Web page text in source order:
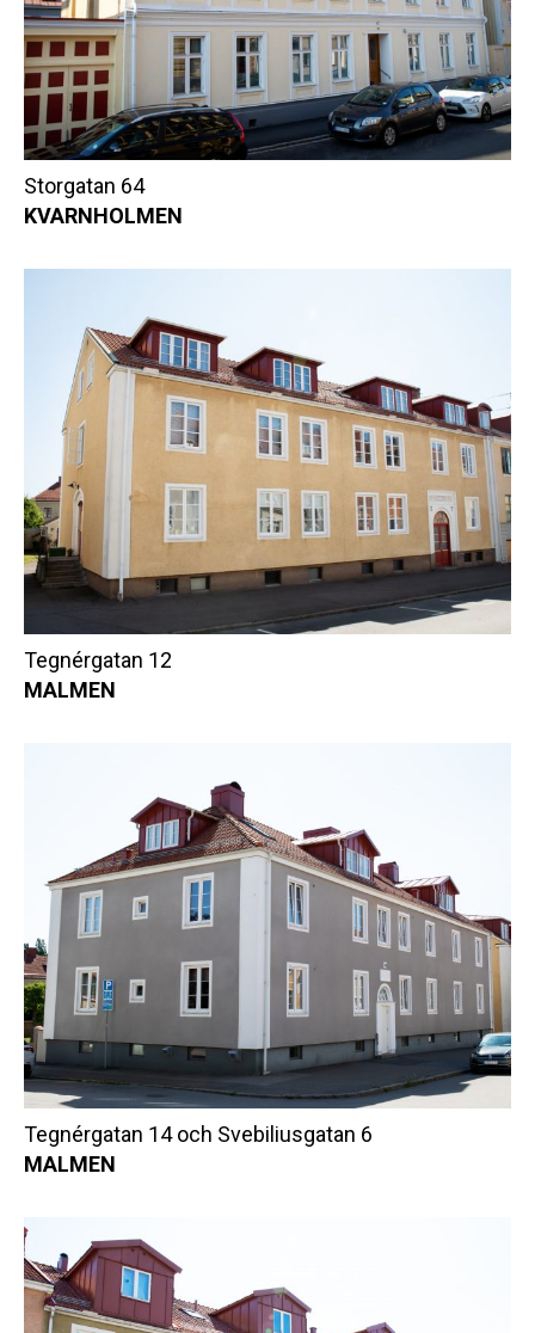
Storgatan 64
KVARNHOLMEN
Tegnérgatan 12
MALMEN
Tegnérgatan 14 och Svebiliusgatan 6
MALMEN